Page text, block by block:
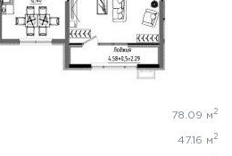
78.09 м 2
47.16 м 2
Да, удалить Отмена